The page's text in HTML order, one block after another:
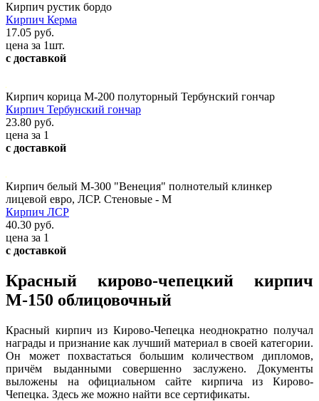
Кирпич рустик бордо
Кирпич Керма
17.05 руб.
цена за 1шт.
с доставкой
Кирпич корица М-200 полуторный Тербунский гончар
Кирпич Тербунский гончар
23.80 руб.
цена за 1
с доставкой
Кирпич белый М-300 "Венеция" полнотелый клинкер
лицевой евро, ЛСР. Стеновые - М
Кирпич ЛСР
40.30 руб.
цена за 1
с доставкой
Красный кирово-чепецкий кирпич
М-150 облицовочный
Красный кирпич из Кирово-Чепецка неоднократно получал
награды и признание как лучший материал в своей категории.
Он может похвастаться большим количеством дипломов,
причём выданными совершенно заслужено. Документы
выложены на официальном сайте кирпича из Кирово-
Чепецка. Здесь же можно найти все сертификаты.